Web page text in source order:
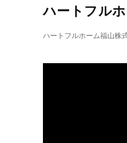
ハートフル
ハートフルホーム福山株